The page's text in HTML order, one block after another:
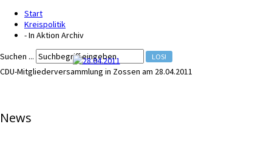
Start
Kreispolitik
- In Aktion Archiv
Suchen ...
LOS!
CDU-Mitgliederversammlung in Zossen am 28.04.2011
News